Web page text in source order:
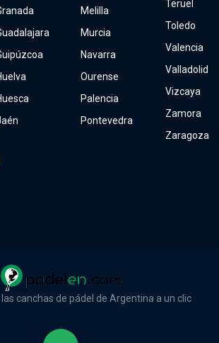
Melilla
Murcia
Navarra
Ourense
Palencia
Pontevedra
Teruel
Toledo
Valencia
Valladolid
Vizcaya
Zamora
Zaragoza
canchas de pádel de Argentina a un clic